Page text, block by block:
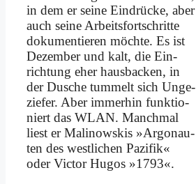
in dem er sei­ne Ein­drücke, aber
auch sei­ne Ar­beits­fort­schrit­te
do­ku­men­tie­ren möch­te. Es ist
De­zem­ber und kalt, die Ein­
rich­tung eher haus­backen, in
der Du­sche tum­melt sich Un­ge­
zie­fer. Aber im­mer­hin funk­tio­
niert das WLAN. Manch­mal
liest er Ma­li­now­skis »Ar­go­nau­
ten des west­li­chen Pa­zi­fik«
oder Vic­tor Hu­gos »1793«.